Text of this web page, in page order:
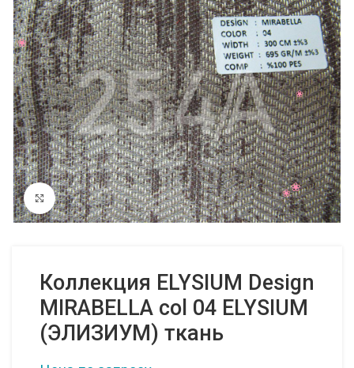
Нажмите, чтобы увеличить
Коллекция ELYSIUM Design
MIRABELLA col 04 ELYSIUM
(ЭЛИЗИУМ) ткань